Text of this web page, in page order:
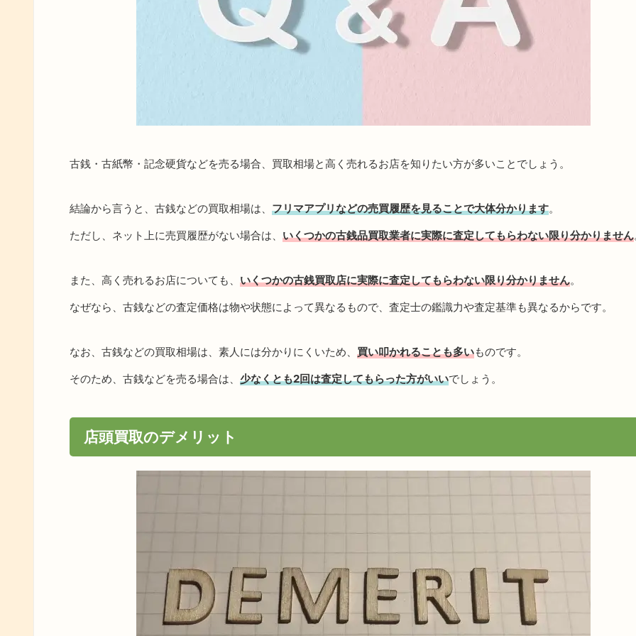
古銭・古紙幣・記念硬貨などを売る場合、買取相場と高く売れるお店を知りたい方が多いことでしょう。
結論から言うと、古銭などの買取相場は、 フリマアプリなどの売買履歴を見ることで大体分かります。
ただし、ネット上に売買履歴がない場合は、 いくつかの古銭品買取業者に実際に査定してもらわない限り分かりません
また、高く売れるお店についても、 いくつかの古銭買取店に実際に査定してもらわない限り分かりません。
なぜなら、古銭などの査定価格は物や状態によって異なるもので、査定士の鑑識力や査定基準も異なるからです。
なお、古銭などの買取相場は、素人には分かりにくいため、 買い叩かれることも多いものです。
そのため、古銭などを売る場合は、 少なくとも2回は査定してもらった方がいいでしょう。
店頭買取のデメリット